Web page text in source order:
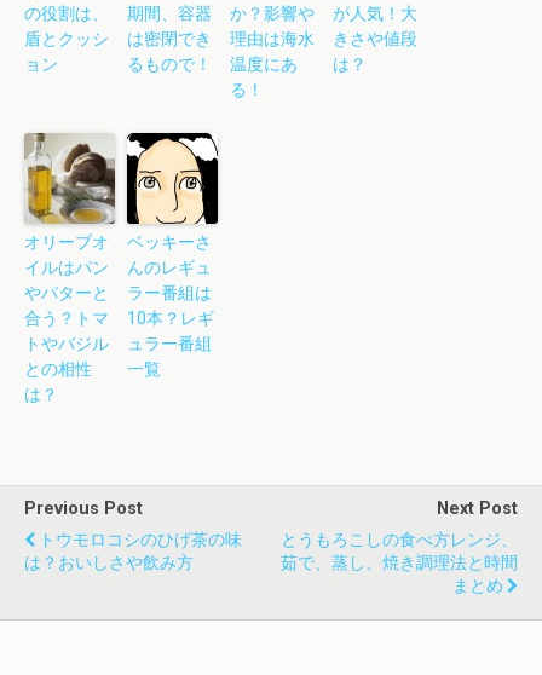
の役割は、
盾とクッシ
ョン
期間、容器
は密閉でき
るもので！
か？影響や
理由は海水
温度にあ
る！
が人気！大
きさや値段
は？
オリーブオ
イルはパン
やバターと
合う？トマ
トやバジル
との相性
は？
ベッキーさ
んのレギュ
ラー番組は
10本？レギ
ュラー番組
一覧
Previous Post
トウモロコシのひげ茶の味
は？おいしさや飲み方
Next Post
とうもろこしの食べ方レンジ、
茹で、蒸し、焼き調理法と時間
まとめ